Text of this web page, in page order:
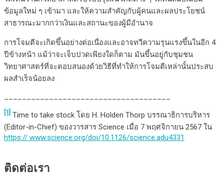
ข้อมูลใหม่ ๆ เข้ามา และให้ความสำคัญกับผู้คนและผลประโยชน์
สาธารณะมากกว่าเงินและสถานะของผู้มีอำนาจ
การโจมตีจะเกิดขึ้นอย่างต่อเนื่องและอาจทวีความรุนแรงขึ้นในอีก 4
ปีข้างหน้า แม้ว่าจะเจ็บปวดเพียงใดก็ตาม มันขึ้นอยู่กับชุมชน
วิทยาศาสตร์ที่จะตอบสนองด้วยวิธีที่ทำให้การโจมตีเหล่านั้นประสบ
ผลสำเร็จน้อยลง
[1] Time to take stock โดย H. Holden Thorp บรรณาธิการบริหาร
(Editor-in-Chief) ของวารสาร Science เมื่อ 7 พฤศจิกายน 2567 ใน
https:// www.science.org/doi/10.1126/science.adu4331
ติดต่อเรา